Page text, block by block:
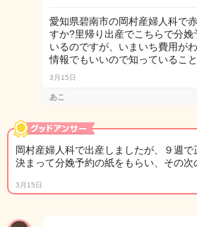
愛知県碧南市の岡村産婦人科で
すか?里帰り出産でこちらで分
いるのですが、いまいち費用が
情報でもいいので知っているこ
3月15日
あこ
岡村産婦人科で出産しましたが、９週
決まって分娩予約の紙をもらい、その次
3月15日